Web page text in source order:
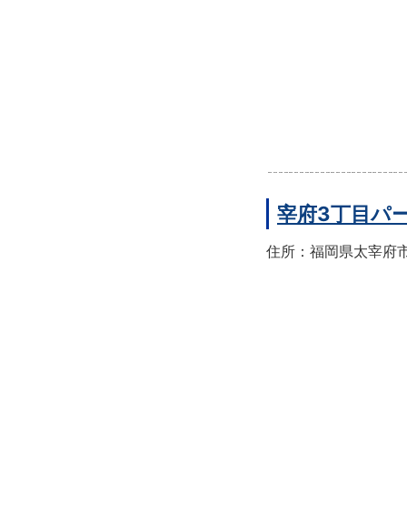
宰府3丁目パ
住所：福岡県太宰府